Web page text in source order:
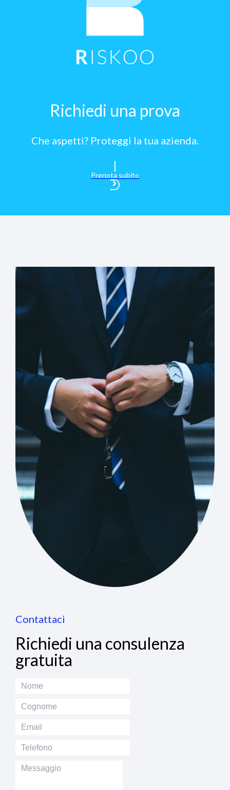
Richiedi una prova
Che aspetti? Proteggi la tua azienda.
Prenota subito
Contattaci
Richiedi una consulenza
gratuita